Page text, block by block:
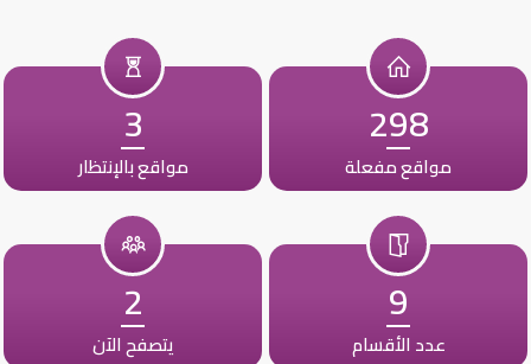
298
مواقع مفعلة
3
مواقع بالإنتظار
9
عدد الأقسام
2
يتصفح الآن